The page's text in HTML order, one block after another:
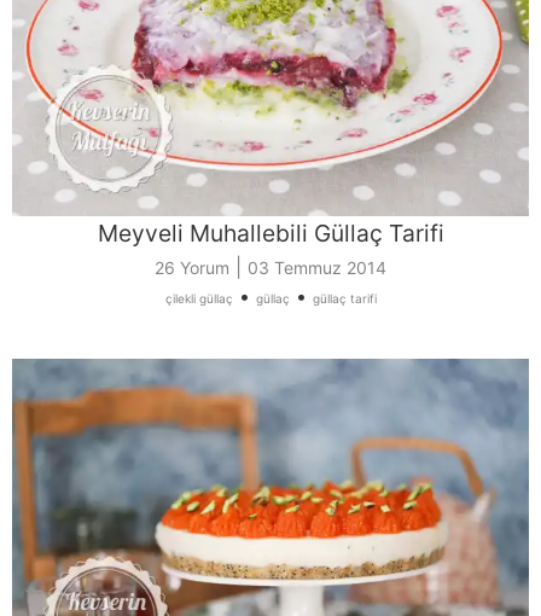
Meyveli Muhallebili Güllaç Tarifi
26 Yorum 03 Temmuz 2014
çilekli güllaç • güllaç • güllaç tarifi